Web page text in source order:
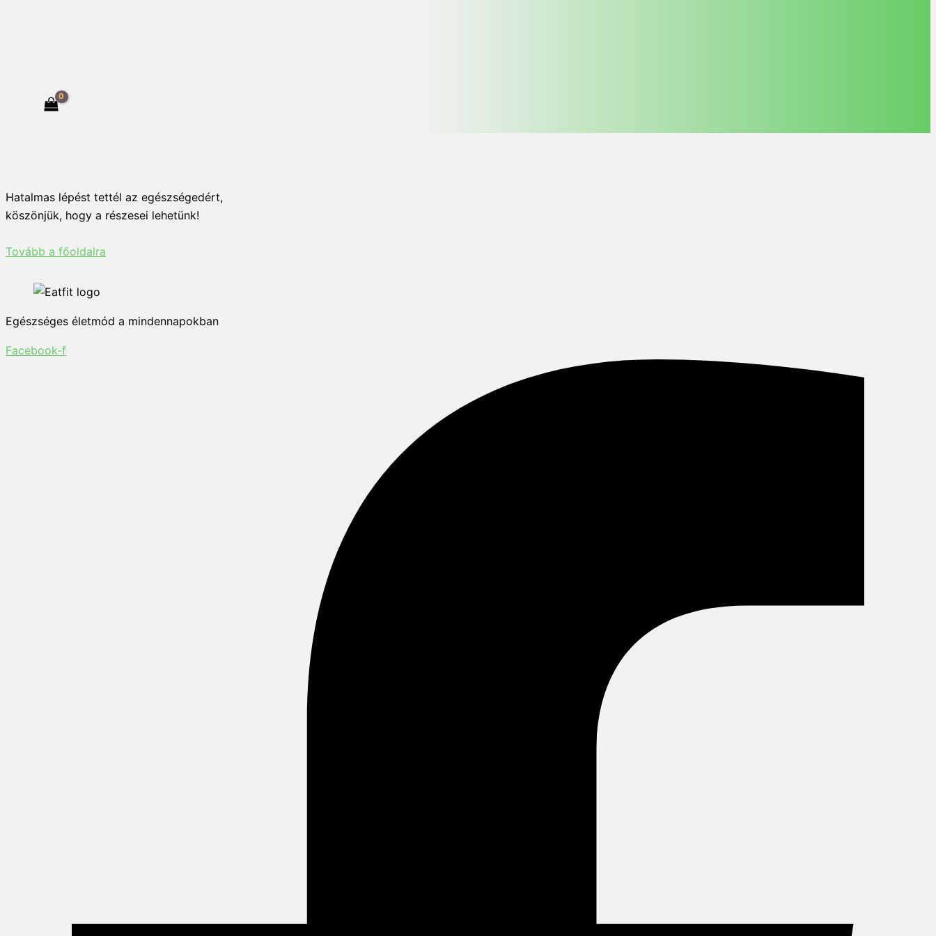
Hatalmas lépést tettél az egészségedért,
köszönjük, hogy a részesei lehetünk!
Tovább a főoldalra
Egészséges életmód a mindennapokban
Facebook-f